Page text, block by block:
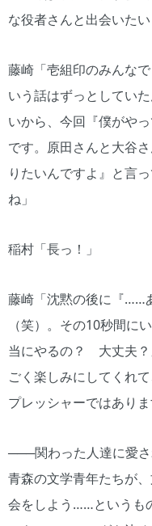
な役者さんと出会いた
藤崎「壱組印のみんな
いう話はずっとしてい
いから、今回『僕がや
です。原田さんと大谷
りたいんですよ』と言
ね」
稲村「長っ！」
藤崎「沈黙の後に『……
（笑）。その10秒間に
当にやるの？ 大丈夫？
ごく楽しみにしてくれ
プレッシャーではありま
───関わった人達に愛
青森の文学青年たちが
会をしよう……というも